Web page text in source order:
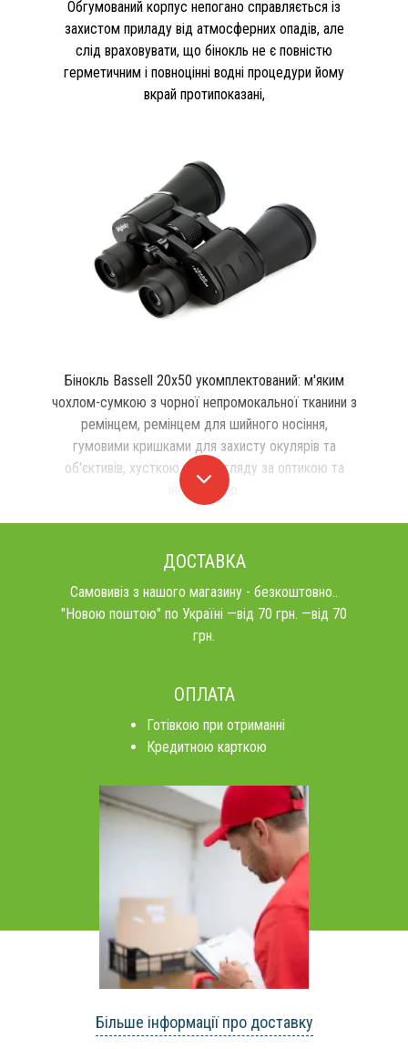
Обгумований корпус непогано справляється із
захистом приладу від атмосферних опадів, але
слід враховувати, що бінокль не є повністю
герметичним і повноцінні водні процедури йому
вкрай протипоказані,
Бінокль Bassell 20x50 укомплектований: м'яким
чохлом-сумкою з чорної непромокальної тканини з
ремінцем, ремінцем для шийного носіння,
гумовими кришками для захисту окулярів та
об'єктивів, хусткою для догляду за оптикою та
інструкцією.
ДОСТАВКА
Самовивіз з нашого магазину - безкоштовно..
"Новою поштою" по Україні —від 70 грн. —від 70
грн.
ОПЛАТА
Готівкою при отриманні
Кредитною карткою
Більше інформації про доставку